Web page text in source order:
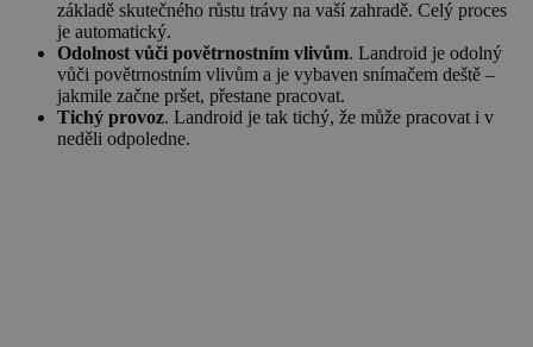
základě skutečného růstu trávy na vaší zahradě. Celý proces
je automatický.
Odolnost vůči povětrnostním vlivům. Landroid je odolný
vůči povětrnostním vlivům a je vybaven snímačem deště –
jakmile začne pršet, přestane pracovat.
Tichý provoz. Landroid je tak tichý, že může pracovat i v
neděli odpoledne.